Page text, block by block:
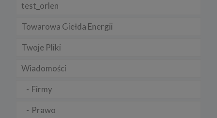
test_orlen
Towarowa Giełda Energii
Twoje Pliki
Wiadomości
Firmy
Prawo